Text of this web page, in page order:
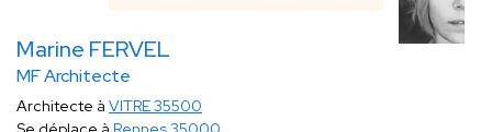
Marine FERVEL
MF Architecte
Architecte à VITRE 35500